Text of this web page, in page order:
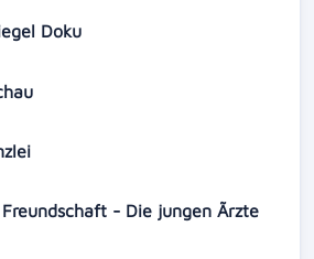
Doku
- Die jungen Ãrzte